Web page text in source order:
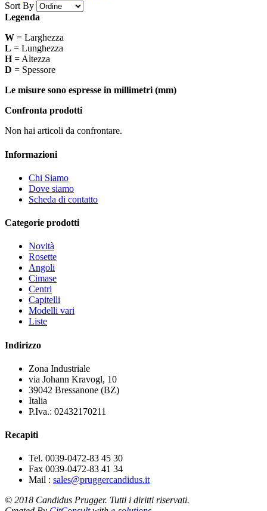
Sort By
Legenda
W = Larghezza
L = Lunghezza
H= Altezza
D = Spessore
Le misure sono espresse in millimetri (mm)
Confronta prodotti
Non hai articoli da confrontare.
Informazioni
Chi Siamo
Dove siamo
Scheda di contatto
Categorie prodotti
Novità
Rosette
Angoli
Cimase
Centri
Capitelli
Modelli vari
Liste
Indirizzo
Zona Industriale
via Johann Kravogl, 10
39042 Bressanone (BZ)
Italia
P.Iva.: 02432170211
Recapiti
Tel. 0039-0472-83 45 30
Fax 0039-0472-83 41 34
Mail : sales@pruggercandidus.it
© 2018 Candidus Prugger. Tutti i diritti riservati.